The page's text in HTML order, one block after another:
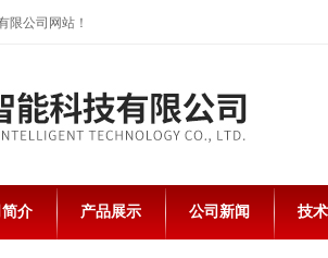
限公司网站！
介 产品展示 公司新闻 技